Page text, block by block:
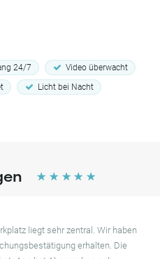
24/7
Video überwacht
Licht bei Nacht
☆ ☆ ☆ ☆ ☆
liegt sehr zentral. Wir haben
erhalten. Die